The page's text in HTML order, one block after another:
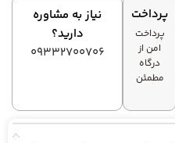
ظرفیت
میلی‌آمپر
ساعت
پرداخت
پرداخت
امن از
درگاه
مطمئن
نیاز به مشاوره
دارید؟
09332700706